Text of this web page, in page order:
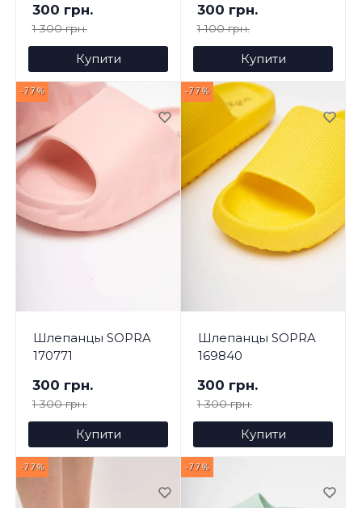
300 грн.
1 300 грн.
Купити
300 грн.
1 100 грн.
Купити
-77%
Шлепанцы SOPRA
170771
300 грн.
1 300 грн.
Купити
-77%
Шлепанцы SOPRA
169840
300 грн.
1 300 грн.
Купити
-77% -77%